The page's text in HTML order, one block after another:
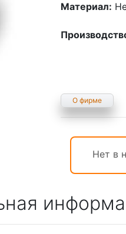
Материал:
О фирме
Нет в